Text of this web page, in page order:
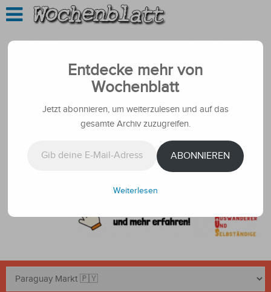
Entdecke mehr von
Wochenblatt
Jetzt abonnieren, um weiterzulesen und auf das
gesamte Archiv zuzugreifen.
ABONNIEREN
Weiterlesen